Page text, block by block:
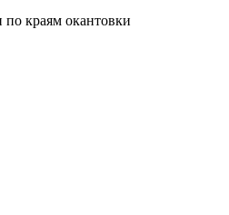
краям окантовки